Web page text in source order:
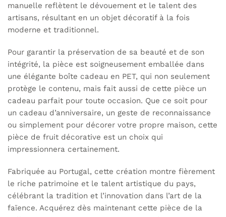
manuelle reflètent le dévouement et le talent des
artisans, résultant en un objet décoratif à la fois
moderne et traditionnel.
Pour garantir la préservation de sa beauté et de son
intégrité, la pièce est soigneusement emballée dans
une élégante boîte cadeau en PET, qui non seulement
protège le contenu, mais fait aussi de cette pièce un
cadeau parfait pour toute occasion. Que ce soit pour
un cadeau d’anniversaire, un geste de reconnaissance
ou simplement pour décorer votre propre maison, cette
pièce de fruit décorative est un choix qui
impressionnera certainement.
Fabriquée au Portugal, cette création montre fièrement
le riche patrimoine et le talent artistique du pays,
célébrant la tradition et l’innovation dans l’art de la
faïence. Acquérez dès maintenant cette pièce de la